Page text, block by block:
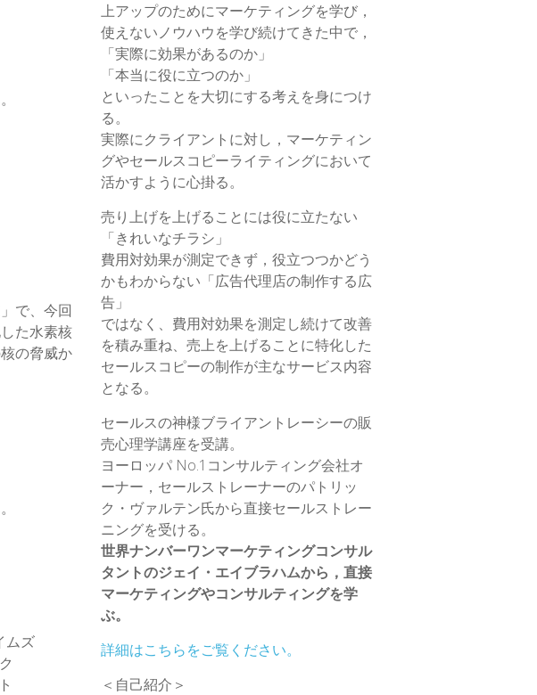
で、今回
た水素核
の脅威か
ムズ
上アップのためにマーケティングを学び，
使えないノウハウを学び続けてきた中で，
「実際に効果があるのか」
「本当に役に立つのか」
といったことを大切にする考えを身につけ
る。
実際にクライアントに対し，マーケティン
グやセールスコピーライティングにおいて
活かすように心掛る。
売り上げを上げることには役に立たない
「きれいなチラシ」
費用対効果が測定できず，役立つつかどう
かもわからない「広告代理店の制作する広
告」
ではなく、費用対効果を測定し続けて改善
を積み重ね、売上を上げることに特化した
セールスコピーの制作が主なサービス内容
となる。
セールスの神様ブライアントレーシーの販
売心理学講座を受講。
ヨーロッパ No.1コンサルティング会社オ
ーナー，セールストレーナーのパトリッ
ク・ヴァルテン氏から直接セールストレー
ニングを受ける。
世界ナンバーワンマーケティングコンサル
タントのジェイ・エイブラハムから，直接
マーケティングやコンサルティングを学
ぶ。
詳細はこちらをご覧ください。
＜自己紹介＞